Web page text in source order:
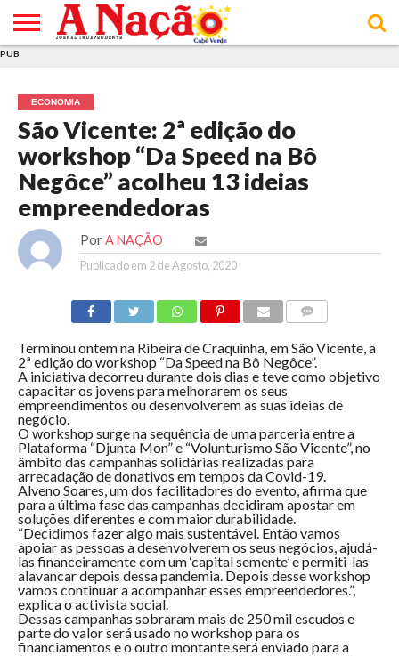
E DE
COOKIES
DE
UTILIZAÇÃO
PUB
ECONOMIA
São Vicente: 2ª edição do
workshop “Da Speed na Bô
Negôce” acolheu 13 ideias
empreendedoras
Por A NAÇÃO
Publicado em 2 de Agosto, 2020
Terminou ontem na Ribeira de Craquinha, em São Vicente, a
2ª edição do workshop “Da Speed na Bô Negôce”.
A iniciativa decorreu durante dois dias e teve como objetivo
capacitar os jovens para melhorarem os seus
empreendimentos ou desenvolverem as suas ideias de
negócio.
O workshop surge na sequência de uma parceria entre a
Plataforma “Djunta Mon” e “Volunturismo São Vicente”, no
âmbito das campanhas solidárias realizadas para
arrecadação de donativos em tempos da Covid-19.
Alveno Soares, um dos facilitadores do evento, afirma que
para a última fase das campanhas decidiram apostar em
soluções diferentes e com maior durabilidade.
“Decidimos fazer algo mais sustentável. Então vamos
apoiar as pessoas a desenvolverem os seus negócios, ajudá-
las financeiramente com um ‘capital semente’ e permiti-las
alavancar depois dessa pandemia. Depois desse workshop
vamos continuar a acompanhar esses empreendedores.”,
explica o activista social.
Dessas campanhas sobraram mais de 250 mil escudos e
parte do valor será usado no workshop para os
financiamentos e o outro montante será enviado para a